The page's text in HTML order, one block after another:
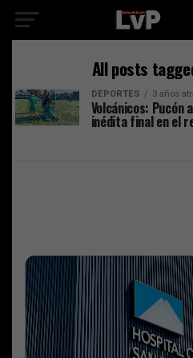
All posts
DEPORTES 3 años
Volcánicos: Pucón
inédita final en el